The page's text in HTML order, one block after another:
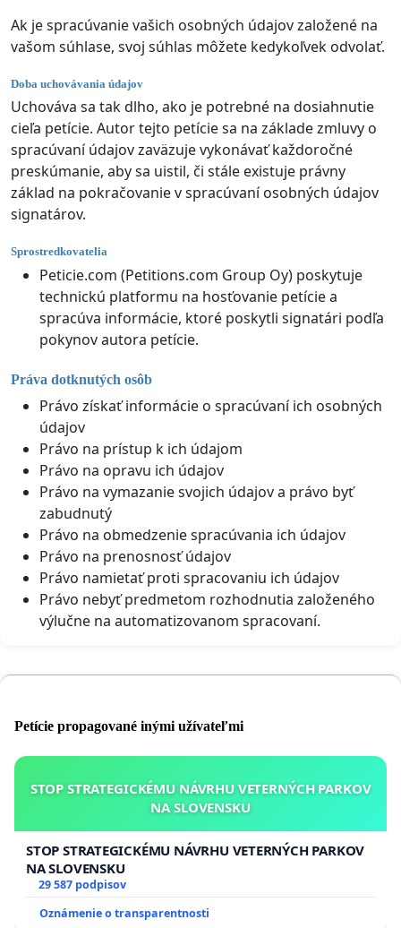
Ak je spracúvanie vašich osobných údajov založené na
vašom súhlase, svoj súhlas môžete kedykoľvek odvolať.
Doba uchovávania údajov
Uchováva sa tak dlho, ako je potrebné na dosiahnutie
cieľa petície. Autor tejto petície sa na základe zmluvy o
spracúvaní údajov zaväzuje vykonávať každoročné
preskúmanie, aby sa uistil, či stále existuje právny
základ na pokračovanie v spracúvaní osobných údajov
signatárov.
Sprostredkovatelia
Peticie.com (Petitions.com Group Oy) poskytuje
technickú platformu na hosťovanie petície a
spracúva informácie, ktoré poskytli signatári podľa
pokynov autora petície.
Práva dotknutých osôb
Právo získať informácie o spracúvaní ich osobných
údajov
Právo na prístup k ich údajom
Právo na opravu ich údajov
Právo na vymazanie svojich údajov a právo byť
zabudnutý
Právo na obmedzenie spracúvania ich údajov
Právo na prenosnosť údajov
Právo namietať proti spracovaniu ich údajov
Právo nebyť predmetom rozhodnutia založeného
výlučne na automatizovanom spracovaní.
Petície propagované inými užívateľmi
STOP STRATEGICKÉMU NÁVRHU VETERNÝCH PARKOV
NA SLOVENSKU
STOP STRATEGICKÉMU NÁVRHU VETERNÝCH PARKOV
NA SLOVENSKU
29 587 podpisov
Oznámenie o transparentnosti